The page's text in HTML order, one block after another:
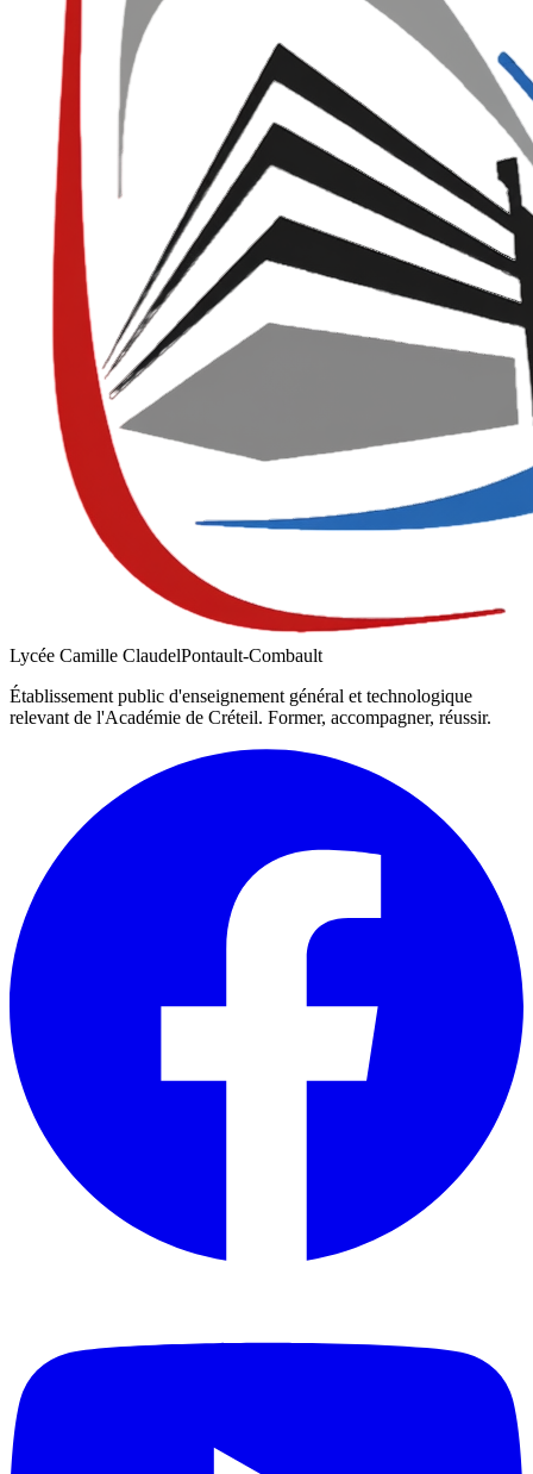
Lycée Camille ClaudelPontault-Combault
Établissement public d'enseignement général et technologique
relevant de l'Académie de Créteil. Former, accompagner, réussir.